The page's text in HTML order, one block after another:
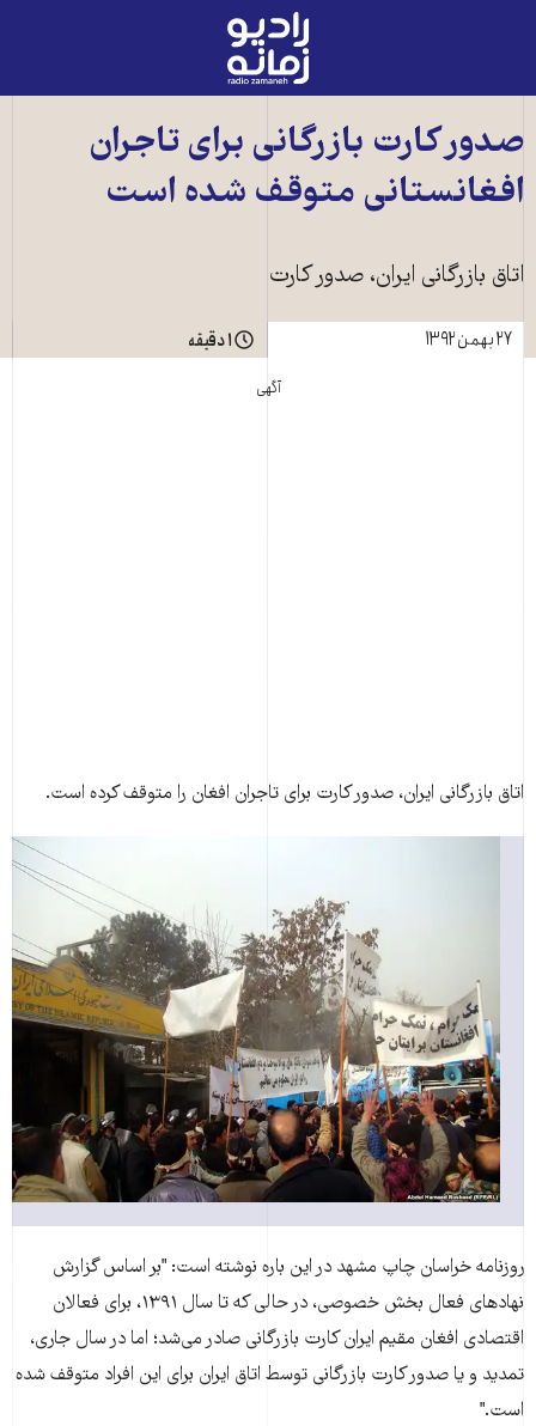
رادیو
زمانه
به
صفحه
اصلی
صدور کارت بازرگانی برای تاجران
افغانستانی متوقف شده است
اتاق بازرگانی ايران، صدور کارت
۲۷ بهمن ۱۳۹۲
۱ دقیقه
آگهی
اتاق بازرگانی ايران، صدور کارت برای تاجران افغان را متوقف کرده است.
روزنامه خراسان چاپ مشهد در اين باره نوشته است: "بر اساس گزارش
نهادهای فعال بخش خصوصی، در حالی که تا سال ۱۳۹۱، برای فعالان
اقتصادی افغان مقيم ايران کارت بازرگانی صادر می‌شد؛ اما در سال جاری،
تمديد و يا صدور کارت بازرگانی توسط اتاق ايران برای اين افراد متوقف شده
است."